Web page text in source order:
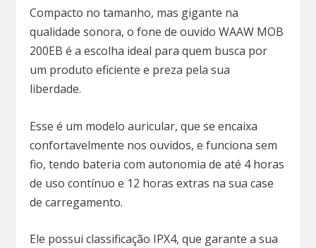
Compacto no tamanho, mas gigante na
qualidade sonora, o fone de ouvido WAAW MOB
200EB é a escolha ideal para quem busca por
um produto eficiente e preza pela sua
liberdade.
Esse é um modelo auricular, que se encaixa
confortavelmente nos ouvidos, e funciona sem
fio, tendo bateria com autonomia de até 4 horas
de uso contínuo e 12 horas extras na sua case
de carregamento.
Ele possui classificação IPX4, que garante a sua